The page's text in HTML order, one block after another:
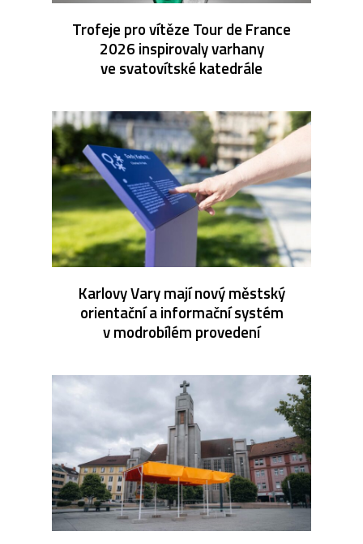
Trofeje pro vítěze Tour de France
2026 inspirovaly varhany
ve svatovítské katedrále
Karlovy Vary mají nový městský
orientační a informační systém
v modrobílém provedení